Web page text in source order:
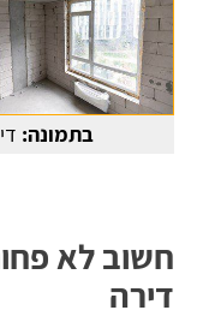
בתמונה:
חשוב לא
דירה